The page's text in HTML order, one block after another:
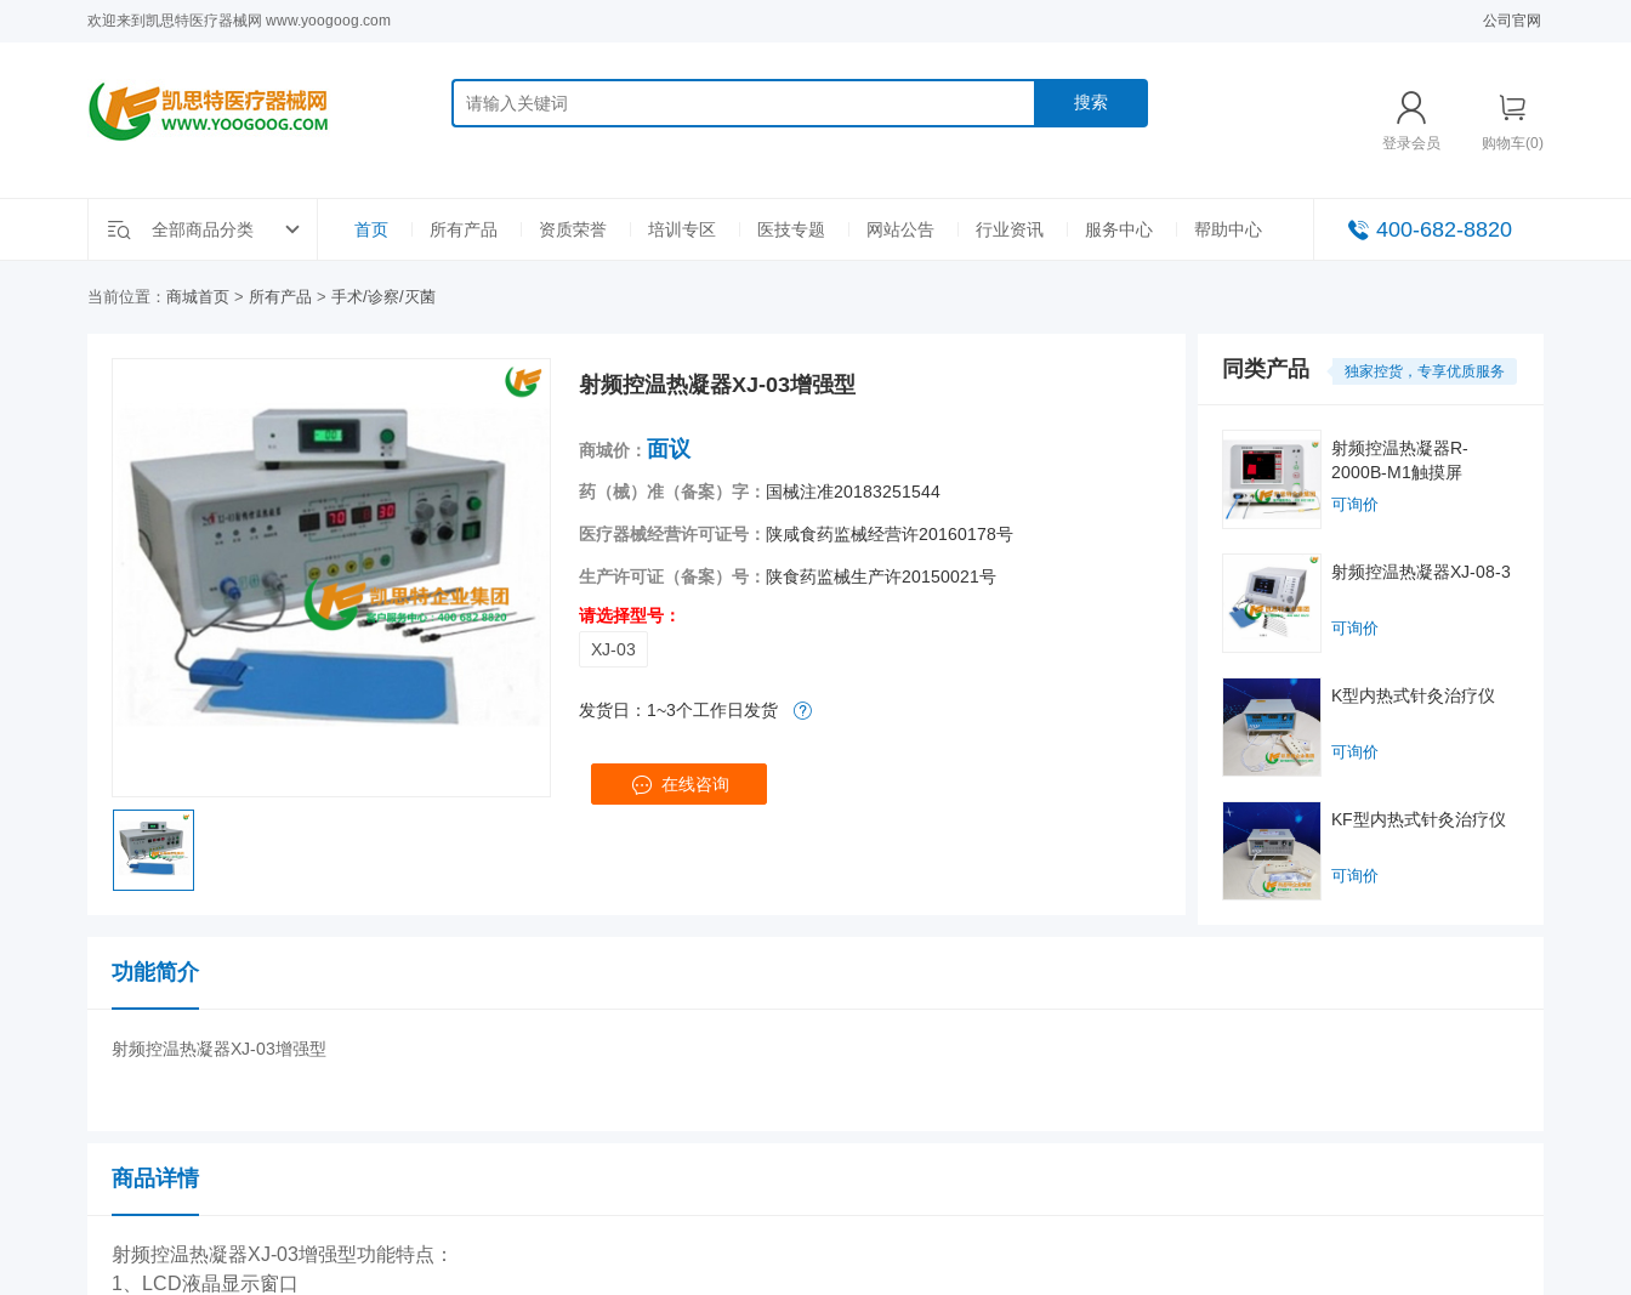
欢迎来到凯思特医疗器械网 www.yoogoog.com 公司官网
搜索
登录会员 购物车(0)
全部商品分类 首页 所有产品 资质荣誉 培训专区 医技专题 网站公告 行业资讯 服务中心 帮助中心 400-682-8820
当前位置： 商城首页 > 所有产品 > 手术/诊察/灭菌
射频控温热凝器XJ-03增强型
商城价： 面议
药（械）准（备案）字： 国械注准20183251544
医疗器械经营许可证号： 陕咸食药监械经营许20160178号
生产许可证（备案）号： 陕食药监械生产许20150021号
请选择型号：
XJ-03
发货日：1~3个工作日发货
在线咨询
同类产品 独家控货，专享优质服务
射频控温热凝器R-
2000B-M1触摸屏
可询价
射频控温热凝器XJ-08-3
可询价
K型内热式针灸治疗仪
可询价
KF型内热式针灸治疗仪
可询价
功能简介
射频控温热凝器XJ-03增强型
商品详情
射频控温热凝器XJ-03增强型功能特点：
1、LCD液晶显示窗口